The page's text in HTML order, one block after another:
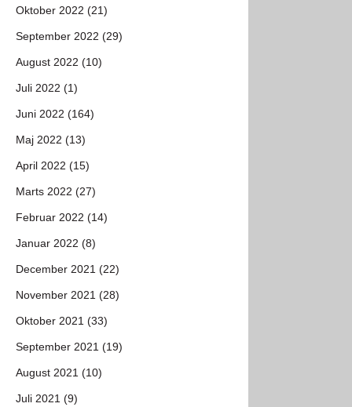
Oktober 2022 (21)
September 2022 (29)
August 2022 (10)
Juli 2022 (1)
Juni 2022 (164)
Maj 2022 (13)
April 2022 (15)
Marts 2022 (27)
Februar 2022 (14)
Januar 2022 (8)
December 2021 (22)
November 2021 (28)
Oktober 2021 (33)
September 2021 (19)
August 2021 (10)
Juli 2021 (9)